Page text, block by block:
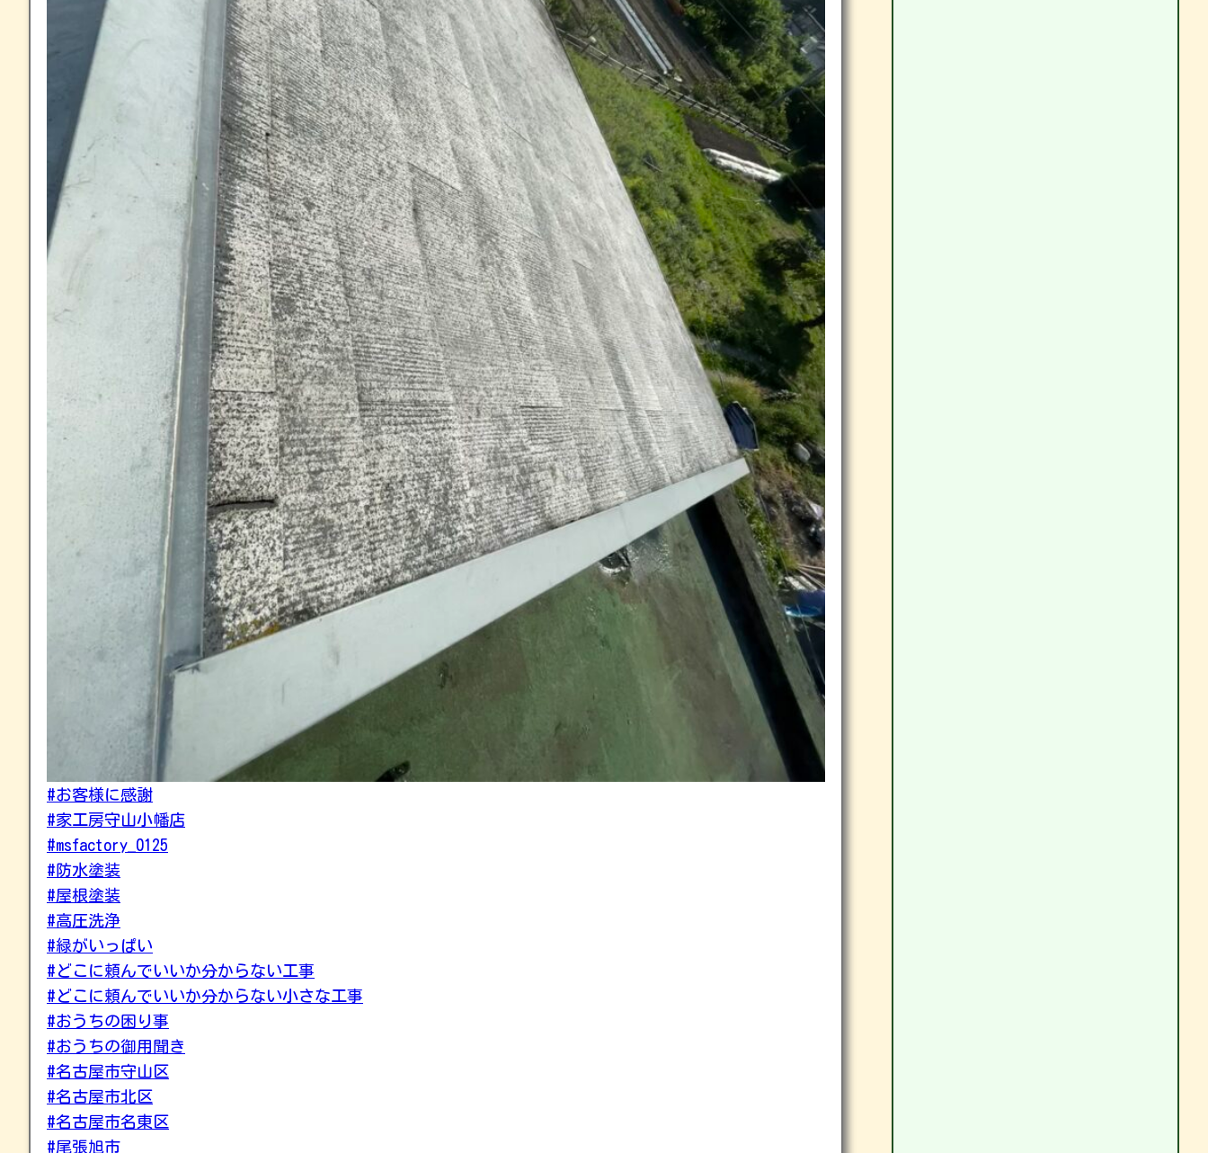
#お客様に感謝
#家工房守山小幡店
#msfactory_0125
#防水塗装
#屋根塗装
#高圧洗浄
#緑がいっぱい
#どこに頼んでいいか分からない工事
#どこに頼んでいいか分からない小さな工事
#おうちの困り事
#おうちの御用聞き
#名古屋市守山区
#名古屋市北区
#名古屋市名東区
#尾張旭市